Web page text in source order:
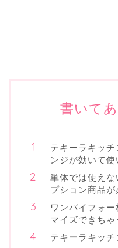
書いて
テキーラキッ
ンジが効いて使
単体では使え
プション商品が
ワンバイフォ
マイズできちゃ
テキーラキッ